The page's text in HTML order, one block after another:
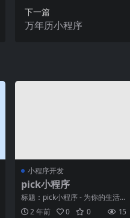
下一篇
万年历小程序
小程序开发
pick小程序
标题：pick小程序 - 为你的生活
带来便利关键词：pick小程序、
生活便利、智
2 年前 0 0 15